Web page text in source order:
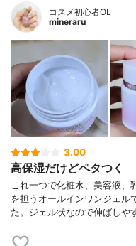
コスメ初心者OL
mineraru
3.00
高保湿だけどペタつく
これ一つで化粧水、美容液、
を担うオールインワンジェル
た。ジェル状なので伸ばしや